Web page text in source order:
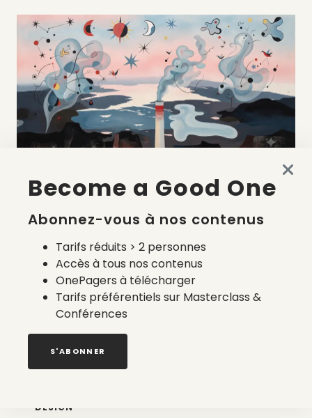
La liste des prestataires du bilan carbone d’une marque
de mode
2 août 2026
DESIGN
Become a Good One
Abonnez-vous à nos contenus
Tarifs réduits > 2 personnes
Accès à tous nos contenus
OnePagers à télécharger
Tarifs préférentiels sur Masterclass &
Conférences
S'ABONNER